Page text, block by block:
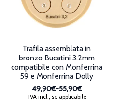
pagina
del
prodotto
Trafila assemblata in
bronzo Bucatini 3.2mm
compatibile con Monferrina
59 e Monferrina Dolly
49,90€-55,90€
Fascia
IVA incl., se applicabile